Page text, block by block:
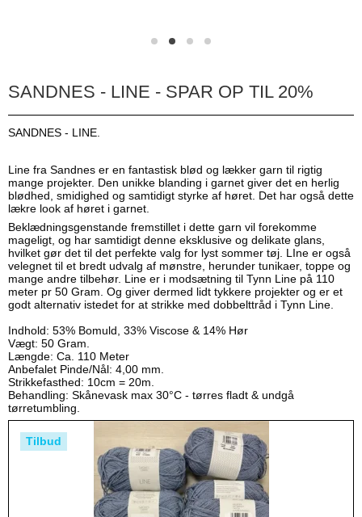
SANDNES - LINE - SPAR OP TIL 20%
SANDNES - LINE.
Line fra Sandnes er en fantastisk blød og lækker garn til rigtig
mange projekter. Den unikke blanding i garnet giver det en herlig
blødhed, smidighed og samtidigt styrke af høret. Det har også dette
lækre look af høret i garnet.
Beklædningsgenstande fremstillet i dette garn vil forekomme
mageligt, og har samtidigt denne eksklusive og delikate glans,
hvilket gør det til det perfekte valg for lyst sommer tøj. LIne er også
velegnet til et bredt udvalg af mønstre, herunder tunikaer, toppe og
mange andre tilbehør. Line er i modsætning til Tynn Line på 110
meter pr 50 Gram. Og giver dermed lidt tykkere projekter og er et
godt alternativ istedet for at strikke med dobbelttråd i Tynn Line.
Indhold: 53% Bomuld, 33% Viscose & 14% Hør
Vægt: 50 Gram.
Længde: Ca. 110 Meter
Anbefalet Pinde/Nål: 4,00 mm.
Strikkefasthed: 10cm = 20m.
Behandling: Skånevask max 30°C - tørres fladt & undgå
tørretumbling.
Tilbud